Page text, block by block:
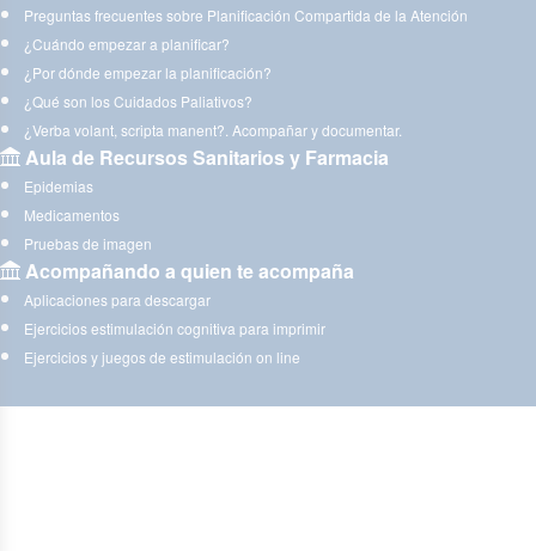
Preguntas frecuentes sobre Planificación Compartida de la Atención
¿Cuándo empezar a planificar?
¿Por dónde empezar la planificación?
¿Qué son los Cuidados Paliativos?
¿Verba volant, scripta manent?. Acompañar y documentar.
Aula de Recursos Sanitarios y Farmacia
Epidemias
Medicamentos
Pruebas de imagen
Acompañando a quien te acompaña
Aplicaciones para descargar
Ejercicios estimulación cognitiva para imprimir
Ejercicios y juegos de estimulación on line